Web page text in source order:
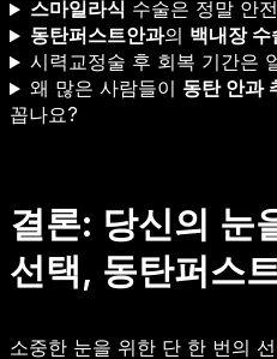
스마일라식 수술은 정말 안
동탄퍼스트안과의 백내장 수
시력교정술 후 회복 기간은
왜 많은 사람들이 동탄 안과
꼽나요?
결론: 당신의 눈
선택, 동탄퍼스
소중한 눈을 위한 단 한 번의